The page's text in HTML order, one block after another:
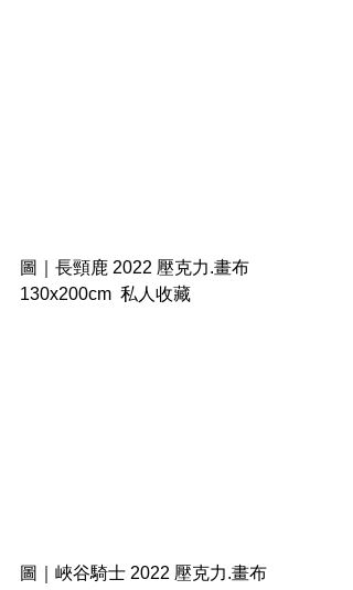
圖｜長頸鹿 2022 壓克力.畫布
130x200cm  私人收藏
圖｜峽谷騎士 2022 壓克力.畫布